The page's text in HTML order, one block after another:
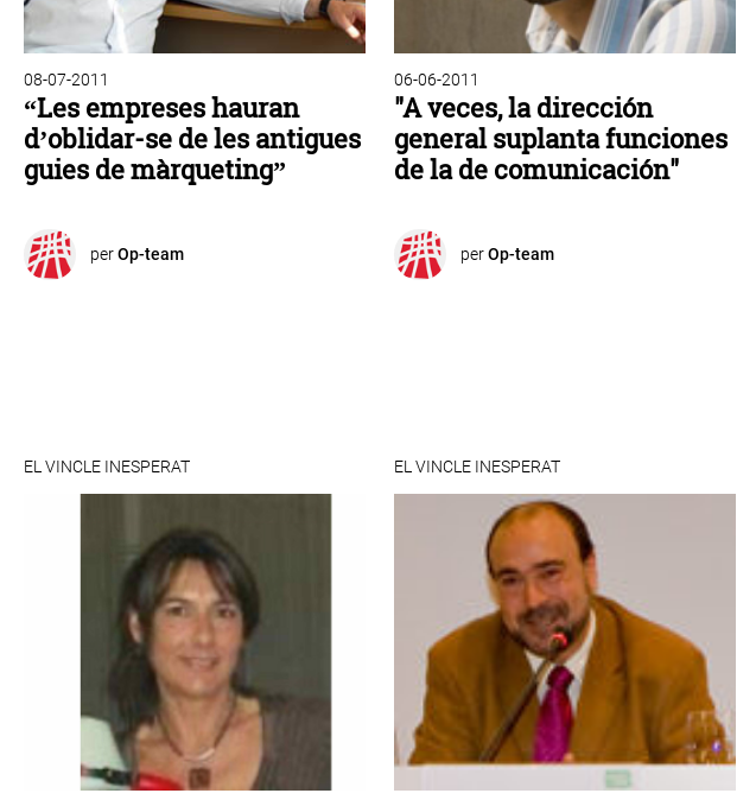
08-07-2011
“Les empreses hauran
d’oblidar-se de les antigues
guies de màrqueting”
perOp-team
06-06-2011
"A veces, la dirección
general suplanta funciones
de la de comunicación"
perOp-team
EL VINCLE INESPERAT EL VINCLE INESPERAT